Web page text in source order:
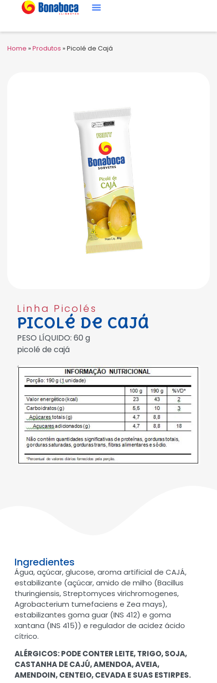
Home »Produtos »Picolé de Cajá
Linha Picolés
Picolé de Cajá
PESO LÍQUIDO: 60 g
picolé de cajá
Ingredientes
Água, açúcar, glucose, aroma artificial de CAJÁ,
estabilizante (açúcar, amido de milho (Bacillus
thuringiensis, Streptomyces virichromogenes,
Agrobacterium tumefaciens e Zea mays),
estabilizantes goma guar (INS 412) e goma
xantana (INS 415)) e regulador de acidez ácido
cítrico.
ALÉRGICOS: PODE CONTER LEITE, TRIGO, SOJA,
CASTANHA DE CAJÚ, AMENDOA, AVEIA,
AMENDOIN, CENTEIO, CEVADA E SUAS ESTIRPES.